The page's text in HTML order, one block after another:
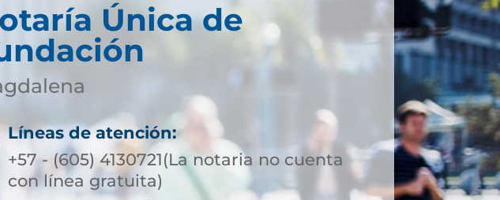
Única de
Líneas de atención:
+57 - (605) 4130721(La notaria no cuenta
con línea gratuita)